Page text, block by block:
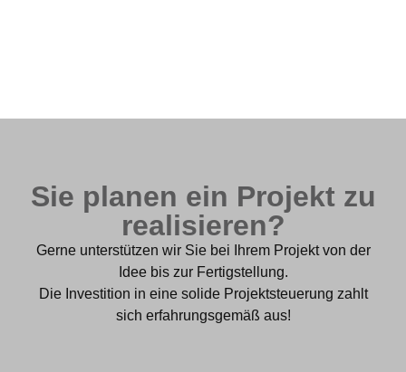
Sie planen ein Projekt zu
realisieren?
Gerne unterstützen wir Sie bei Ihrem Projekt von der
Idee bis zur Fertigstellung.
Die Investition in eine solide Projektsteuerung zahlt
sich erfahrungsgemäß aus!